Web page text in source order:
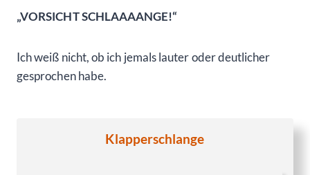
„VORSICHT SCHLAAAANGE!“
Ich weiß nicht, ob ich jemals lauter oder deutlicher
gesprochen habe.
Klapperschlange